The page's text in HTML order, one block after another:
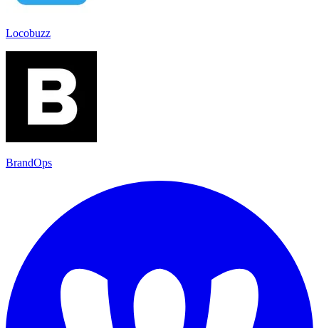
Locobuzz
BrandOps